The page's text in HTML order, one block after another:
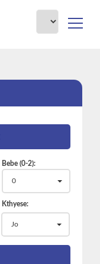
toggle
Bebe (0-2):
0
Kthyese:
Jo